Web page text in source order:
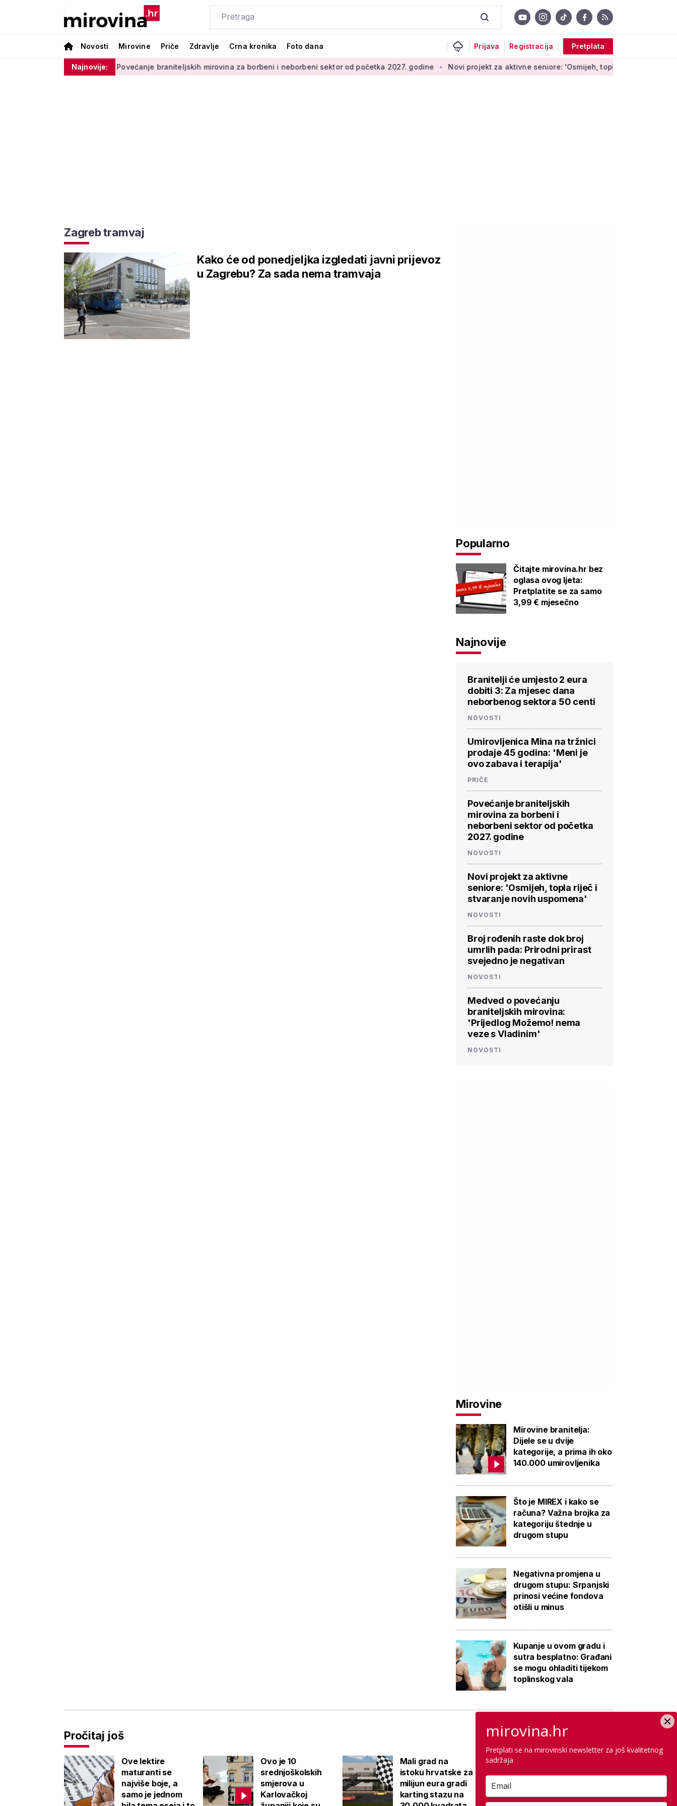
Novosti Mirovine Priče Zdravlje Crna kronika Foto dana Prijava Registracija Pretplata
Najnovije:
Povećanje braniteljskih mirovina za borbeni i neborbeni sektor od početka 2027. godine Novi projekt za aktivne seniore: 'Osmijeh, topla riječ i stvaranje novih
Zagreb tramvaj
Kako će od ponedjeljka izgledati javni prijevoz
u Zagrebu? Za sada nema tramvaja
Popularno
Čitajte mirovina.hr bez
oglasa ovog ljeta:
Pretplatite se za samo
3,99 € mjesečno
Najnovije
Branitelji će umjesto 2 eura
dobiti 3: Za mjesec dana
neborbenog sektora 50 centi
NOVOSTI
Umirovljenica Mina na tržnici
prodaje 45 godina: 'Meni je
ovo zabava i terapija'
PRIČE
Povećanje braniteljskih
mirovina za borbeni i
neborbeni sektor od početka
2027. godine
NOVOSTI
Novi projekt za aktivne
seniore: 'Osmijeh, topla riječ i
stvaranje novih uspomena'
NOVOSTI
Broj rođenih raste dok broj
umrlih pada: Prirodni prirast
svejedno je negativan
NOVOSTI
Medved o povećanju
braniteljskih mirovina:
'Prijedlog Možemo! nema
veze s Vladinim'
NOVOSTI
Mirovine
Mirovine branitelja:
Dijele se u dvije
kategorije, a prima ih oko
140.000 umirovljenika
Što je MIREX i kako se
računa? Važna brojka za
kategoriju štednje u
drugom stupu
Negativna promjena u
drugom stupu: Srpanjski
prinosi većine fondova
otišli u minus
Kupanje u ovom gradu i
sutra besplatno: Građani
se mogu ohladiti tijekom
toplinskog vala
Pročitaj još
Ove lektire
maturanti se
najviše boje, a
samo je jednom
Ovo je 10
srednjoškolskih
smjerova u
Karlovačkoj
Mali grad na
istoku hrvatske za
milijun eura gradi
karting stazu na
samo
mirovina.hr
Pretplati se na mirovinski newsletter za još kvalitetnog
sadržaja